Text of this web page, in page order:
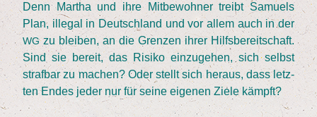
Denn Mar­tha und ihre Mit­be­woh­ner treibt Samu­els
Plan, ille­gal in Deutsch­land und vor allem auch in der
WGzu blei­ben, an die Gren­zen ihrer Hilfs­be­reit­schaft.
Sind sie bereit, das Risi­ko ein­zu­ge­hen, sich selbst
straf­bar zu machen? Oder stellt sich her­aus, dass letz­
ten Endes jeder nur für sei­ne eige­nen Zie­le kämpft?